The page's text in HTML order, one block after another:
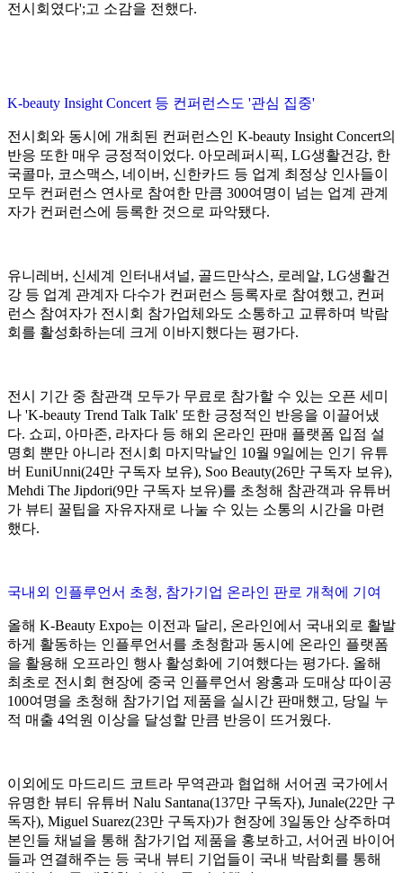
전시회였다';고 소감을 전했다.
K-beauty Insight Concert 등 컨퍼런스도 '관심 집중'
전시회와 동시에 개최된 컨퍼런스인 K-beauty Insight Concert의
반응 또한 매우 긍정적이었다. 아모레퍼시픽, LG생활건강, 한
국콜마, 코스맥스, 네이버, 신한카드 등 업계 최정상 인사들이
모두 컨퍼런스 연사로 참여한 만큼 300여명이 넘는 업계 관계
자가 컨퍼런스에 등록한 것으로 파악됐다.
유니레버, 신세계 인터내셔널, 골드만삭스, 로레알, LG생활건
강 등 업계 관계자 다수가 컨퍼런스 등록자로 참여했고, 컨퍼
런스 참여자가 전시회 참가업체와도 소통하고 교류하며 박람
회를 활성화하는데 크게 이바지했다는 평가다.
전시 기간 중 참관객 모두가 무료로 참가할 수 있는 오픈 세미
나 'K-beauty Trend Talk Talk' 또한 긍정적인 반응을 이끌어냈
다. 쇼피, 아마존, 라자다 등 해외 온라인 판매 플랫폼 입점 설
명회 뿐만 아니라 전시회 마지막날인 10월 9일에는 인기 유튜
버 EuniUnni(24만 구독자 보유), Soo Beauty(26만 구독자 보유),
Mehdi The Jipdori(9만 구독자 보유)를 초청해 참관객과 유튜버
가 뷰티 꿀팁을 자유자재로 나눌 수 있는 소통의 시간을 마련
했다.
국내외 인플루언서 초청, 참가기업 온라인 판로 개척에 기여
올해 K-Beauty Expo는 이전과 달리, 온라인에서 국내외로 활발
하게 활동하는 인플루언서를 초청함과 동시에 온라인 플랫폼
을 활용해 오프라인 행사 활성화에 기여했다는 평가다. 올해
최초로 전시회 현장에 중국 인플루언서 왕홍과 도매상 따이공
100여명을 초청해 참가기업 제품을 실시간 판매했고, 당일 누
적 매출 4억원 이상을 달성할 만큼 반응이 뜨거웠다.
이외에도 마드리드 코트라 무역관과 협업해 서어권 국가에서
유명한 뷰티 유튜버 Nalu Santana(137만 구독자), Junale(22만 구
독자), Miguel Suarez(23만 구독자)가 현장에 3일동안 상주하며
본인들 채널을 통해 참가기업 제품을 홍보하고, 서어권 바이어
들과 연결해주는 등 국내 뷰티 기업들이 국내 박람회를 통해